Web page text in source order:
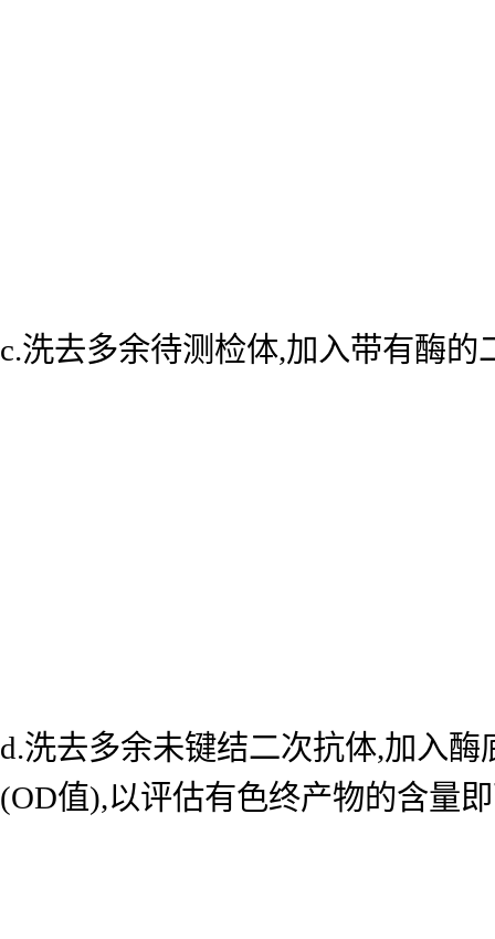
c.洗去多余待测检体,加入带有酶
d.洗去多余未键结二次抗体,加入
(OD值),以评估有色终产物的含量